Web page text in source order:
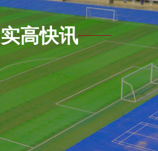
实高快讯